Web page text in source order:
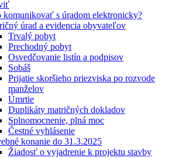
komunikovať s úradom elektronicky?
úrad a evidencia obyvateľov
Trvalý pobyt
Prechodný pobyt
Osvedčovanie listín a podpisov
Sobáš
Prijatie skoršieho priezviska po rozvode
manželov
Úmrtie
Duplikáty matričných dokladov
Splnomocnenie, plná moc
Čestné vyhlásenie
konanie do 31.3.2025
Žiadosť o vyjadrenie k projektu stavby